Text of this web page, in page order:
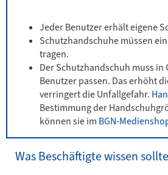
Jeder Benutzer erhält eigene
Schutzhandschuhe müssen
tragen.
Der Schutzhandschuh muss in
Benutzer passen. Das erhöht
verringert die Unfallgefahr.
Bestimmung der
können sie im BGN-
Was Beschäftigte wissen